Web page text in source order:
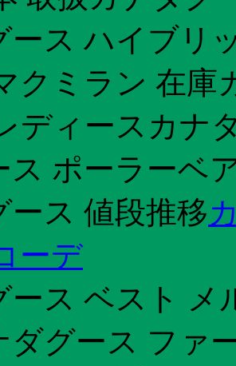
ース ハイブリ
クミラン 在庫
ディースカナ
ス ポーラーベ
ース 値段推移
ーデ
ース ベスト
ダグース ファ